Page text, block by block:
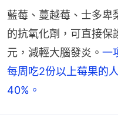
藍莓、蔓越莓、士多卑
的抗氧化劑，可直接保
元，減輕大腦發炎。 一
每周吃2份以上莓果的
40%。